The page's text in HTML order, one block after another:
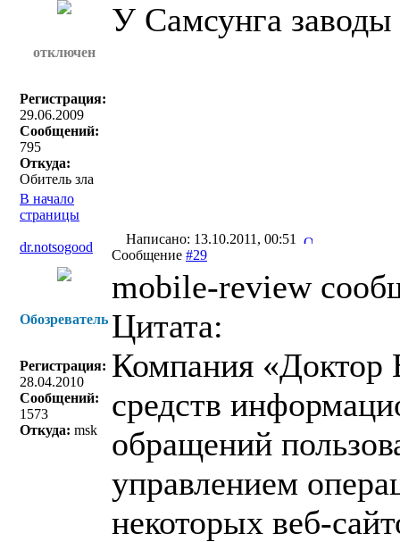
отключен
Регистрация:
29.06.2009
Сообщений:
795
Откуда:
Обитель зла
У Самсунга
В начало
страницы
dr.notsogood
Написано: 13.10.2011, 00:51
Сообщение #29
Обозреватель
Регистрация:
28.04.2010
Сообщений:
1573
Откуда: msk
mobile-review
Цитата:
Компания «Доктор
средств
обращений
управлением
некоторых веб-